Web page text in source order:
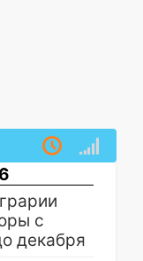
с
декабря